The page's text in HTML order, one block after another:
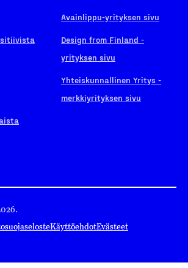
Avainlippu-yrityksen sivu
Design from Finland -
yrityksen sivu
Yhteiskunnallinen Yritys -
merkkiyrityksen sivu
KäyttöehdotEvästeet